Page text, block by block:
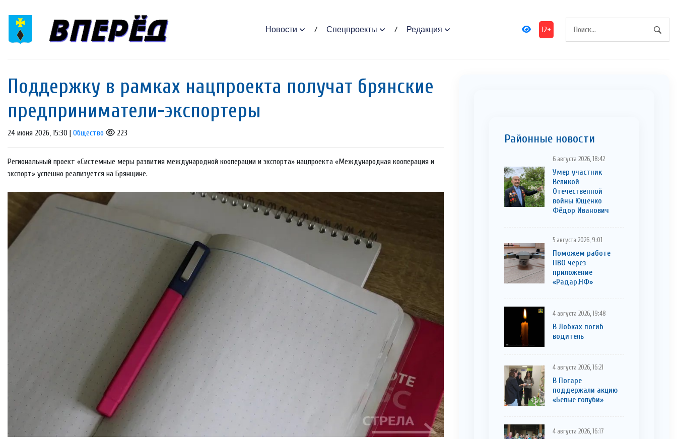
Новости Спецпроекты Редакция 12+
Поддержку в рамках нацпроекта получат брянские
предприниматели-экспортеры
24 июня 2026, 15:30 | Общество 223
Региональный проект «Системные меры развития международной кооперации и экспорта» нацпроекта «Международная кооперация и
экспорт» успешно реализуется на Брянщине.
Районные новости
6 августа 2026, 18:42
Умер участник
Великой
Отечественной
войны Ющенко
Фёдор Иванович
5 августа 2026, 9:01
Поможем работе
ПВО через
приложение
«Радар.НФ»
4 августа 2026, 19:48
В Лобках погиб
водитель
4 августа 2026, 16:21
В Погаре
поддержали акцию
«Белые голуби»
4 августа 2026, 16:17